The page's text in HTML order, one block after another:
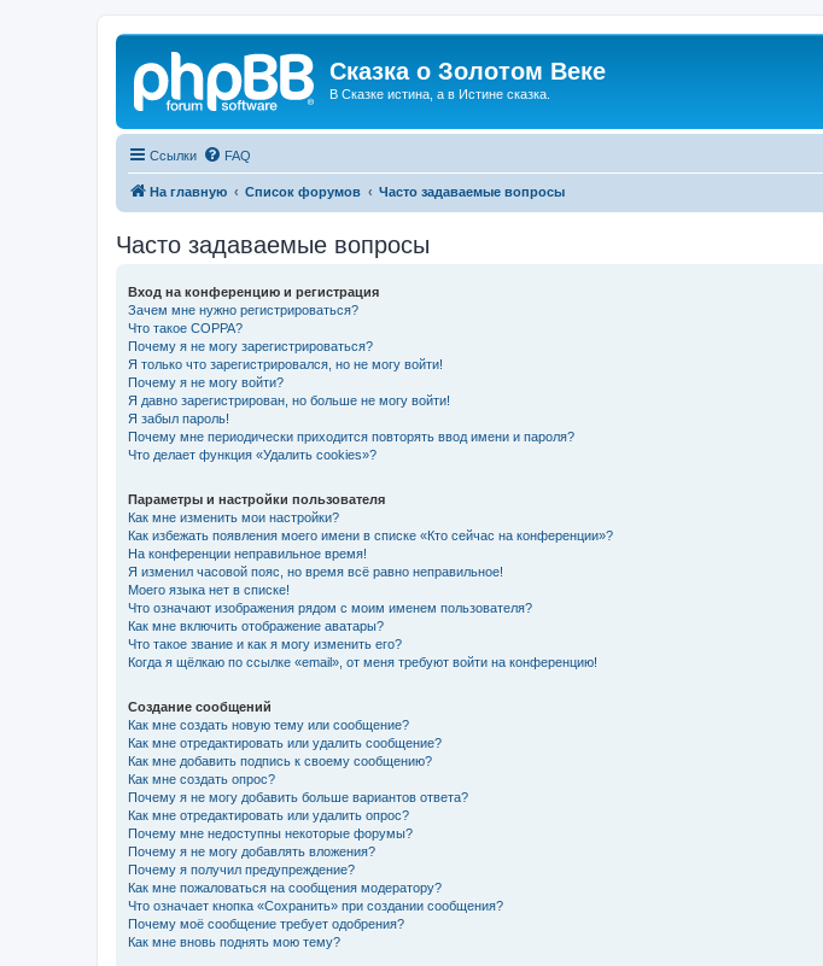
Сказка о Золотом Веке
В Сказке истина, а в Истине сказка.
Ссылки FAQ
На главную Список форумов Часто задаваемые вопросы
Часто задаваемые вопросы
Вход на конференцию и регистрация
Зачем мне нужно регистрироваться?
Что такое COPPA?
Почему я не могу зарегистрироваться?
Я только что зарегистрировался, но не могу войти!
Почему я не могу войти?
Я давно зарегистрирован, но больше не могу войти!
Я забыл пароль!
Почему мне периодически приходится повторять ввод имени и пароля?
Что делает функция «Удалить cookies»?
Параметры и настройки пользователя
Как мне изменить мои настройки?
Как избежать появления моего имени в списке «Кто сейчас на конференции»?
На конференции неправильное время!
Я изменил часовой пояс, но время всё равно неправильное!
Моего языка нет в списке!
Что означают изображения рядом с моим именем пользователя?
Как мне включить отображение аватары?
Что такое звание и как я могу изменить его?
Когда я щёлкаю по ссылке «email», от меня требуют войти на конференцию!
Создание сообщений
Как мне создать новую тему или сообщение?
Как мне отредактировать или удалить сообщение?
Как мне добавить подпись к своему сообщению?
Как мне создать опрос?
Почему я не могу добавить больше вариантов ответа?
Как мне отредактировать или удалить опрос?
Почему мне недоступны некоторые форумы?
Почему я не могу добавлять вложения?
Почему я получил предупреждение?
Как мне пожаловаться на сообщения модератору?
Что означает кнопка «Сохранить» при создании сообщения?
Почему моё сообщение требует одобрения?
Как мне вновь поднять мою тему?